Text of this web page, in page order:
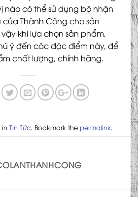
nào có thể sử dụng bộ nhận
Thành Công cho sản
khi lựa chọn sản phẩm,
ý đến các đặc điểm này, để
chất lượng, chính hãng.
inTin Tức. Bookmark thepermalink.